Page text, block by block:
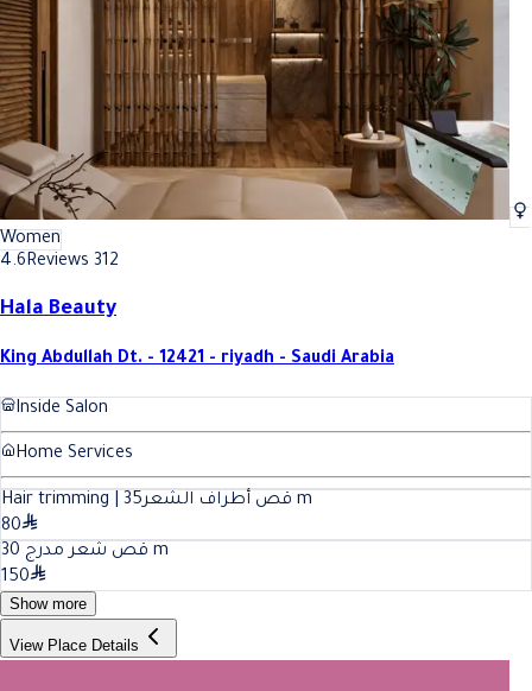
Women
4.6Reviews 312
Hala Beauty
King Abdullah Dt. - 12421 - riyadh - Saudi Arabia
Inside Salon
Home Services
Hair trimming | قص أطراف الشعر35
m
80
قص شعر مدرج 30
m
150
Show more
View Place Details